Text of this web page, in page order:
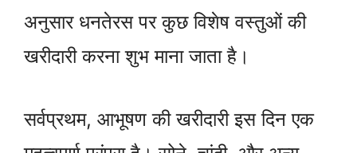
अनुसार धनतेरस पर कुछ विशेष वस्तुओं की
खरीदारी करना शुभ माना जाता है।
सर्वप्रथम, आभूषण की खरीदारी इस दिन एक